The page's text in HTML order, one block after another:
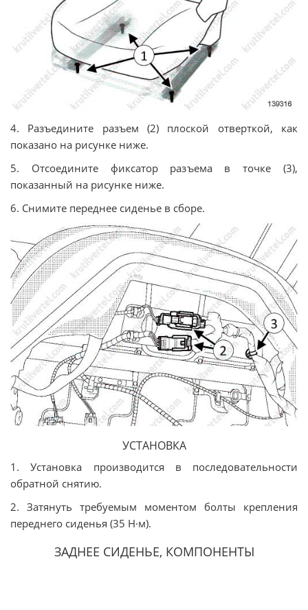
4. Разъедините разъем (2) плоской отверткой, как
показано на рисунке ниже.
5. Отсоедините фиксатор разъема в точке (3),
показанный на рисунке ниже.
6. Снимите переднее сиденье в сборе.
УСТАНОВКА
1. Установка производится в последовательности
обратной снятию.
2. Затянуть требуемым моментом болты крепления
переднего сиденья (35 Н·м).
ЗАДНЕЕ СИДЕНЬЕ, КОМПОНЕНТЫ